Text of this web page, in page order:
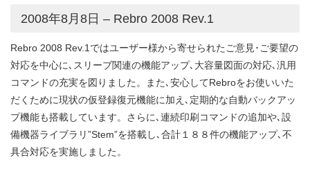
2008年8月8日 – Rebro 2008 Rev.1
Rebro 2008 Rev.1ではユーザー様から寄せられたご意見･ご要望の
対応を中心に､スリーブ関連の機能アップ､大容量図面の対応､汎用
コマンドの充実を図りました。また､安心してRebroをお使いいた
だくために現状の仮登録復元機能に加え､定期的な自動バックアッ
プ機能も搭載しています。さらに､連続印刷コマンドの追加や､設
備機器ライブラリ”Stem”を搭載し､合計１８８件の機能アップ､不
具合対応を実施しました。